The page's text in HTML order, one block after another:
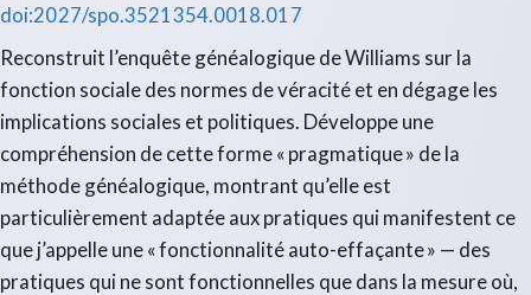
doi:2027/spo.3521354.0018.017
Reconstruit l’enquête généalogique de Williams sur la
fonction sociale des normes de véracité et en dégage les
implications sociales et politiques. Développe une
compréhension de cette forme « pragmatique » de la
méthode généalogique, montrant qu’elle est
particulièrement adaptée aux pratiques qui manifestent ce
que j’appelle une « fonctionnalité auto-effaçante » — des
pratiques qui ne sont fonctionnelles que dans la mesure où,